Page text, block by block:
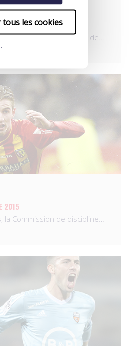
tous les cookies
2015
la Commission discipline de…
2015
la Commission de discipline…